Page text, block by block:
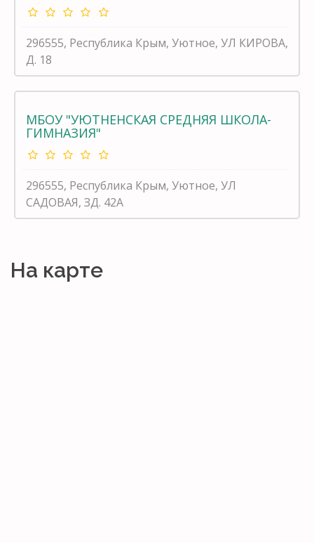
296555, Республика Крым, Уютное, УЛ КИРОВА,
Д. 18
МБОУ "УЮТНЕНСКАЯ СРЕДНЯЯ ШКОЛА-
ГИМНАЗИЯ"
296555, Республика Крым, Уютное, УЛ
САДОВАЯ, ЗД. 42А
На карте